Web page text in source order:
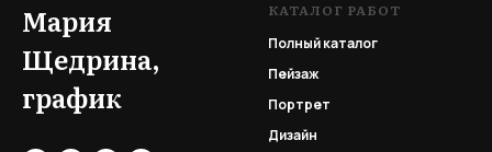
Мария
Щедрина,
график
КАТАЛОГ РАБОТ
Полный каталог
Пейзаж
Портрет
Дизайн